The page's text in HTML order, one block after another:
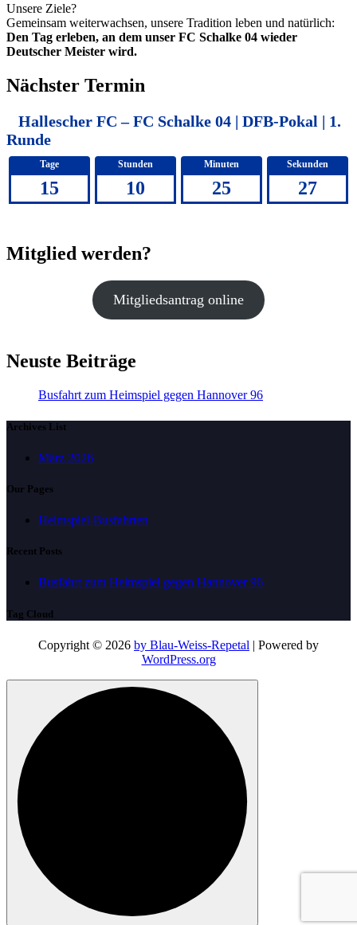
Unsere Ziele?
Gemeinsam weiterwachsen, unsere Tradition leben und natürlich:
Den Tag erleben, an dem unser FC Schalke 04 wieder
Deutscher Meister wird.
Nächster Termin
Hallescher FC – FC Schalke 04 | DFB-Pokal | 1.
Runde
Tage
15
Stunden
10
Minuten
25
Sekunden
27
Mitglied werden?
Mitgliedsantrag online
Neuste Beiträge
Busfahrt zum Heimspiel gegen Hannover 96
Archives List
März 2026
Our Pages
Heimspiel-Busfahrten
Recent Posts
Busfahrt zum Heimspiel gegen Hannover 96
Tag Cloud
Copyright © 2026 by Blau-Weiss-Repetal | Powered by
WordPress.org